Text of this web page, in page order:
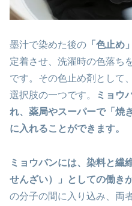
墨汁で染めた後の 「色止め」
定着させ、洗濯時の色落ち
です。その色止め剤として
選択肢の一つです。
ミョウ
れ、薬局やスーパーで「焼
に入れることができます。
ミョウバンには、染料と繊
せんざい）」としての働き
の分子の間に入り込み、両